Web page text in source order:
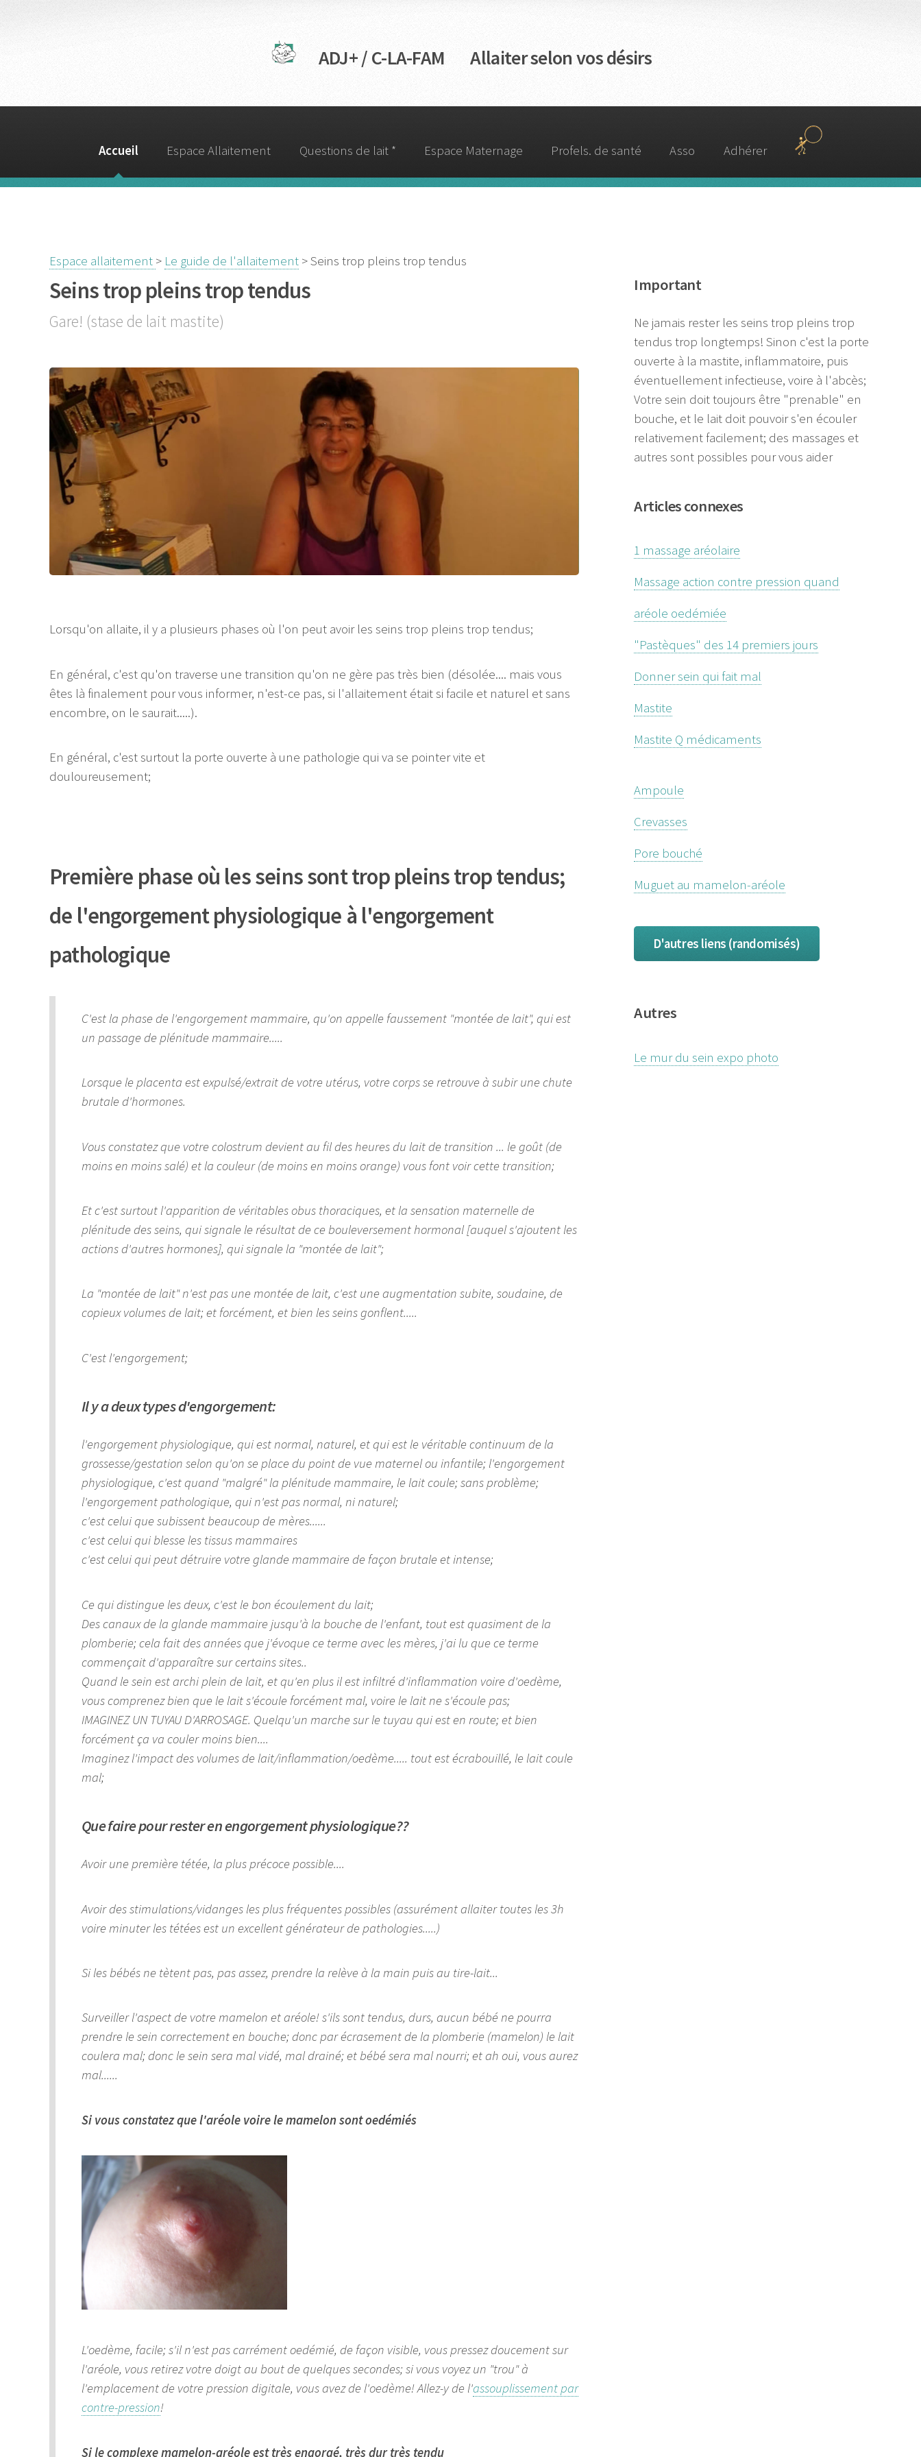
ADJ+ / C-LA-FAM Allaiter selon vos désirs
Accueil Espace Allaitement Questions de lait * Espace Maternage Profels. de santé Asso Adhérer
Espace allaitement > Le guide de l'allaitement > Seins trop pleins trop tendus
Seins trop pleins trop tendus
Gare! (stase de lait mastite)
Lorsqu'on allaite, il y a plusieurs phases où l'on peut avoir les seins trop pleins trop tendus;
En général, c'est qu'on traverse une transition qu'on ne gère pas très bien (désolée.... mais vous
êtes là finalement pour vous informer, n'est-ce pas, si l'allaitement était si facile et naturel et sans
encombre, on le saurait.....).
En général, c'est surtout la porte ouverte à une pathologie qui va se pointer vite et
douloureusement;
Première phase où les seins sont trop pleins trop tendus;
de l'engorgement physiologique à l'engorgement
pathologique
C'est la phase de l'engorgement mammaire, qu'on appelle faussement "montée de lait", qui est
un passage de plénitude mammaire.....
Lorsque le placenta est expulsé/extrait de votre utérus, votre corps se retrouve à subir une chute
brutale d'hormones.
Vous constatez que votre colostrum devient au fil des heures du lait de transition ... le goût (de
moins en moins salé) et la couleur (de moins en moins orange) vous font voir cette transition;
Et c'est surtout l'apparition de véritables obus thoraciques, et la sensation maternelle de
plénitude des seins, qui signale le résultat de ce bouleversement hormonal [auquel s'ajoutent les
actions d'autres hormones], qui signale la "montée de lait";
La "montée de lait" n'est pas une montée de lait, c'est une augmentation subite, soudaine, de
copieux volumes de lait; et forcément, et bien les seins gonflent.....
C'est l'engorgement;
Il y a deux types d'engorgement:
l'engorgement physiologique, qui est normal, naturel, et qui est le véritable continuum de la
grossesse/gestation selon qu'on se place du point de vue maternel ou infantile; l'engorgement
physiologique, c'est quand "malgré" la plénitude mammaire, le lait coule; sans problème;
l'engorgement pathologique, qui n'est pas normal, ni naturel;
c'est celui que subissent beaucoup de mères......
c'est celui qui blesse les tissus mammaires
c'est celui qui peut détruire votre glande mammaire de façon brutale et intense;
Ce qui distingue les deux, c'est le bon écoulement du lait;
Des canaux de la glande mammaire jusqu'à la bouche de l'enfant, tout est quasiment de la
plomberie; cela fait des années que j'évoque ce terme avec les mères, j'ai lu que ce terme
commençait d'apparaître sur certains sites..
Quand le sein est archi plein de lait, et qu'en plus il est infiltré d'inflammation voire d'oedème,
vous comprenez bien que le lait s'écoule forcément mal, voire le lait ne s'écoule pas;
IMAGINEZ UN TUYAU D'ARROSAGE. Quelqu'un marche sur le tuyau qui est en route; et bien
forcément ça va couler moins bien....
Imaginez l'impact des volumes de lait/inflammation/oedème..... tout est écrabouillé, le lait coule
mal;
Que faire pour rester en engorgement physiologique??
Avoir une première tétée, la plus précoce possible....
Avoir des stimulations/vidanges les plus fréquentes possibles (assurément allaiter toutes les 3h
voire minuter les tétées est un excellent générateur de pathologies.....)
Si les bébés ne tètent pas, pas assez, prendre la relève à la main puis au tire-lait...
Surveiller l'aspect de votre mamelon et aréole! s'ils sont tendus, durs, aucun bébé ne pourra
prendre le sein correctement en bouche; donc par écrasement de la plomberie (mamelon) le lait
coulera mal; donc le sein sera mal vidé, mal drainé; et bébé sera mal nourri; et ah oui, vous aurez
mal......
Si vous constatez que l'aréole voire le mamelon sont oedémiés
L'oedème, facile; s'il n'est pas carrément oedémié, de façon visible, vous pressez doucement sur
l'aréole, vous retirez votre doigt au bout de quelques secondes; si vous voyez un "trou" à
l'emplacement de votre pression digitale, vous avez de l'oedème! Allez-y de l'assouplissement par
contre-pression!
Si le complexe mamelon-aréole est très engorgé, très dur très tendu
Important
Ne jamais rester les seins trop pleins trop
tendus trop longtemps! Sinon c'est la porte
ouverte à la mastite, inflammatoire, puis
éventuellement infectieuse, voire à l'abcès;
Votre sein doit toujours être "prenable" en
bouche, et le lait doit pouvoir s'en écouler
relativement facilement; des massages et
autres sont possibles pour vous aider
Articles connexes
1 massage aréolaire
Massage action contre pression quand
aréole oedémiée
"Pastèques" des 14 premiers jours
Donner sein qui fait mal
Mastite
Mastite Q médicaments
Ampoule
Crevasses
Pore bouché
Muguet au mamelon-aréole
D'autres liens (randomisés)
Autres
Le mur du sein expo photo